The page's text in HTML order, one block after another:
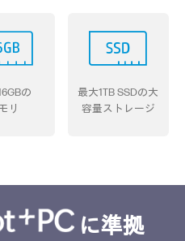
の
リ
最大1TB SSDの大
容量ストレージ
に準拠